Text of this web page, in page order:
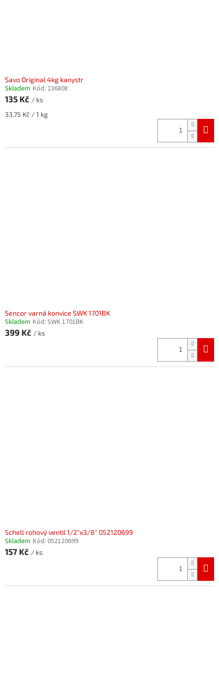
Savo Original 4kg kanystr
Skladem Kód: 236808
135 Kč / ks
Měrná
33,75 Kč / 1 kg
Sencor varná konvice SWK 1701BK
Skladem Kód: SWK 1701BK
399 Kč / ks
Schell rohový ventil 1/2"x3/8" 052120699
Skladem Kód: 052120699
157 Kč / ks